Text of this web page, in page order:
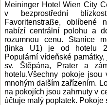
Meininger Hotel Wien City
v bezprostřední
Favoritenstraße, oblíbené
nabízí centrální polohu a
rozumnou cenu. Stanice
(linka U1) je od hotelu 2
Populární vídeňské
sv. Štěpána, Prater a
hotelu.Všechny pokoje
mnohým dalším zařízením.
na pokojích jsou zahrnuty v
účtuje malý poplatek. Pokoje